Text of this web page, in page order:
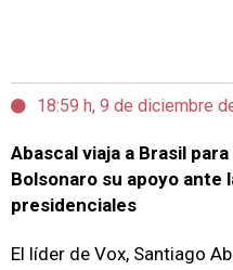
18:59 h, 9 de diciembre
Abascal viaja a Brasil
Bolsonaro su apoyo ante
presidenciales
El líder de Vox, Santiago